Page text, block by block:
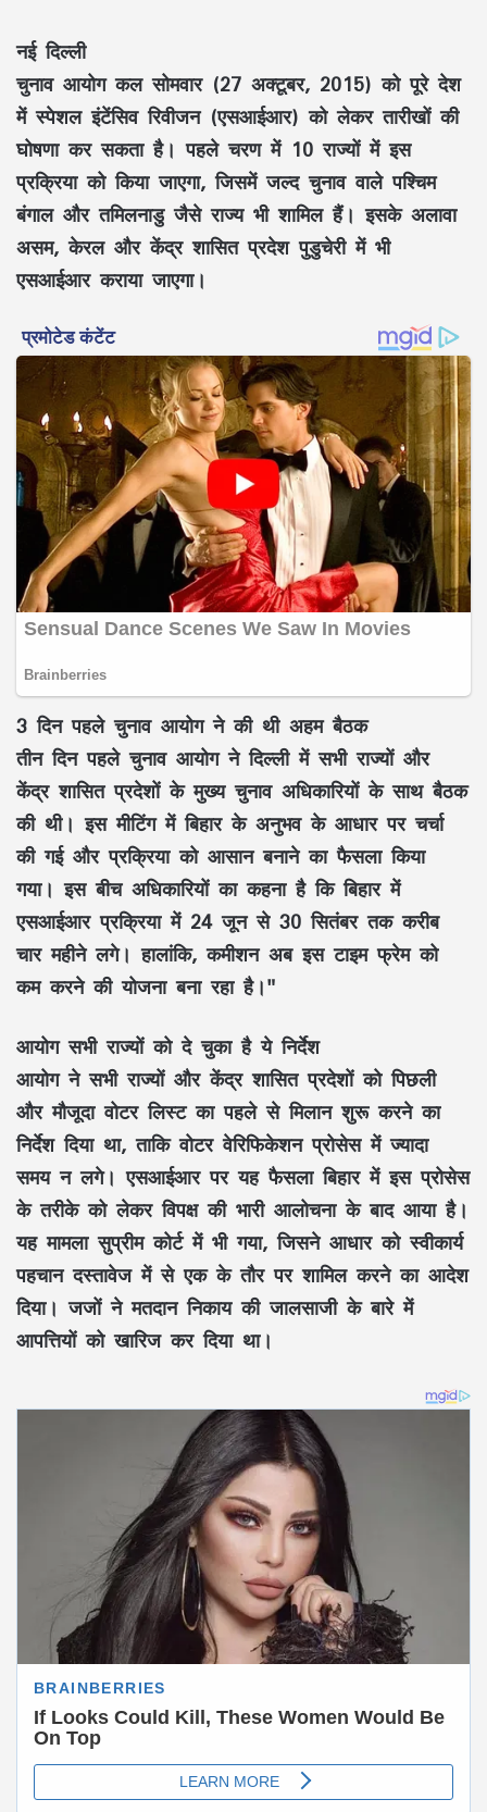
नई दिल्ली
चुनाव आयोग कल सोमवार (27 अक्टूबर, 2015) को पूरे देश
में स्पेशल इंटेंसिव रिवीजन (एसआईआर) को लेकर तारीखों की
घोषणा कर सकता है। पहले चरण में 10 राज्यों में इस
प्रक्रिया को किया जाएगा, जिसमें जल्द चुनाव वाले पश्चिम
बंगाल और तमिलनाडु जैसे राज्य भी शामिल हैं। इसके अलावा
असम, केरल और केंद्र शासित प्रदेश पुडुचेरी में भी
एसआईआर कराया जाएगा।
3 दिन पहले चुनाव आयोग ने की थी अहम बैठक
तीन दिन पहले चुनाव आयोग ने दिल्ली में सभी राज्यों और
केंद्र शासित प्रदेशों के मुख्य चुनाव अधिकारियों के साथ बैठक
की थी। इस मीटिंग में बिहार के अनुभव के आधार पर चर्चा
की गई और प्रक्रिया को आसान बनाने का फैसला किया
गया। इस बीच अधिकारियों का कहना है कि बिहार में
एसआईआर प्रक्रिया में 24 जून से 30 सितंबर तक करीब
चार महीने लगे। हालांकि, कमीशन अब इस टाइम फ्रेम को
कम करने की योजना बना रहा है।"
आयोग सभी राज्यों को दे चुका है ये निर्देश
आयोग ने सभी राज्यों और केंद्र शासित प्रदेशों को पिछली
और मौजूदा वोटर लिस्ट का पहले से मिलान शुरू करने का
निर्देश दिया था, ताकि वोटर वेरिफिकेशन प्रोसेस में ज्यादा
समय न लगे। एसआईआर पर यह फैसला बिहार में इस प्रोसेस
के तरीके को लेकर विपक्ष की भारी आलोचना के बाद आया है।
यह मामला सुप्रीम कोर्ट में भी गया, जिसने आधार को स्वीकार्य
पहचान दस्तावेज में से एक के तौर पर शामिल करने का आदेश
दिया। जजों ने मतदान निकाय की जालसाजी के बारे में
आपत्तियों को खारिज कर दिया था।